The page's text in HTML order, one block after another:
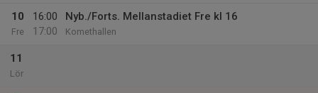
10
Fre
16:00
17:00
Nyb./Forts. Mellanstadiet Fre kl 16
Komethallen
11
Lör